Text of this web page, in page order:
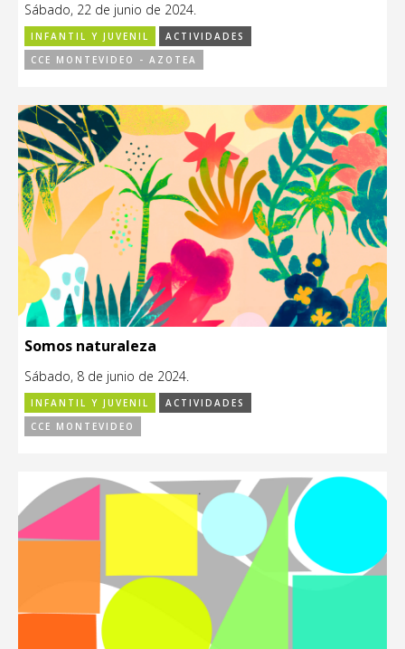
Sábado, 22 de junio de 2024.
INFANTIL Y JUVENIL
ACTIVIDADES
CCE MONTEVIDEO - AZOTEA
Somos naturaleza
Sábado, 8 de junio de 2024.
INFANTIL Y JUVENIL
ACTIVIDADES
CCE MONTEVIDEO